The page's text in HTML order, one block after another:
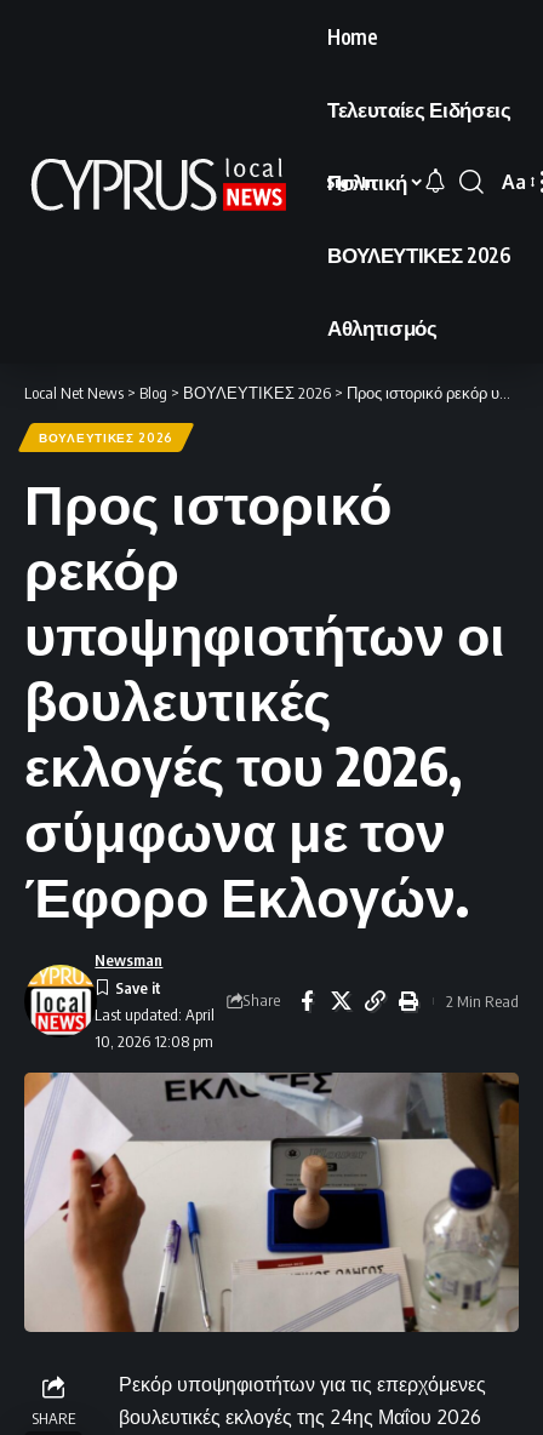
Home
Τελευταίες Ειδήσεις
Πολιτική
ΒΟΥΛΕΥΤΙΚΕΣ 2026
Αθλητισμός
Sign In
Font
Aa
Local Net News > Blog > ΒΟΥΛΕΥΤΙΚΕΣ 2026 > Προς ιστορικό ρεκόρ υποψηφιοτήτων οι βουλευτικές εκλογές του 2026, σύμφωνα με τον Έφορο Εκλογών.
ΒΟΥΛΕΥΤΙΚΕΣ 2026
Προς ιστορικό
ρεκόρ
υποψηφιοτήτων οι
βουλευτικές
εκλογές του 2026,
σύμφωνα με τον
Έφορο Εκλογών.
Last updated: April
10, 2026 12:08 pm
Newsman
Share 2 Min Read
SHARE
Ρεκόρ υποψηφιοτήτων για τις επερχόμενες
βουλευτικές εκλογές της 24ης Μαΐου 2026